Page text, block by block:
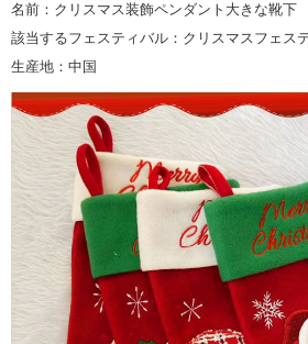
名前：クリスマス装飾ペンダント大きな靴下
該当するフェスティバル：クリスマスフェス
生産地：中国